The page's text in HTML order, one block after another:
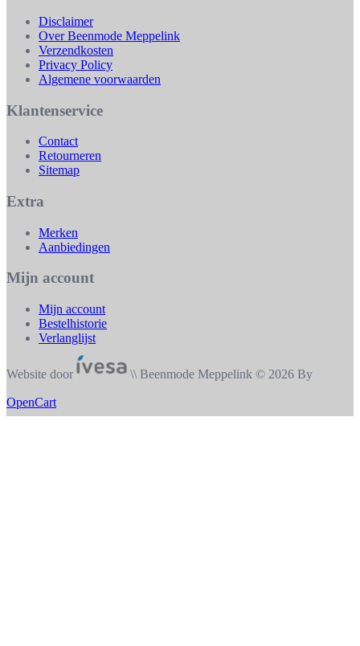
Disclaimer
Over Beenmode Meppelink
Verzendkosten
Privacy Policy
Algemene voorwaarden
Klantenservice
Contact
Retourneren
Sitemap
Extra
Merken
Aanbiedingen
Mijn account
Mijn account
Bestelhistorie
Verlanglijst
Website door \\ Beenmode Meppelink © 2026 By
OpenCart